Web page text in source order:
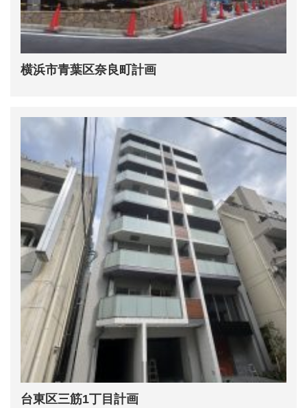
横浜市青葉区奈良町計画
台東区三筋1丁目計画